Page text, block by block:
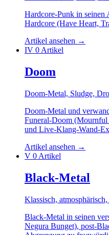
Hardcore-Punk in
Hardcore (Have Heart,
Artikel ansehen →
IV 0 Artikel
Doom
Doom-Metal, Sludge,
Doom-Metal und
Funeral-Doom (Mournful
und Live-Klang-Wand-
Artikel ansehen →
V 0 Artikel
Black-Metal
Klassisch, atmosphärisch,
Black-Metal in seinen
Negura Bunget), post-